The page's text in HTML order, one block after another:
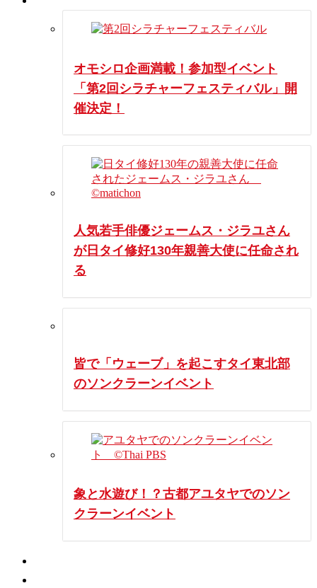
オモシロ企画満載！参加型イベント
「第2回シラチャーフェスティバル」開
催決定！
人気若手俳優ジェームス・ジラユさん
が日タイ修好130年親善大使に任命され
る
皆で「ウェーブ」を起こすタイ東北部
のソンクラーンイベント
象と水遊び！？古都アユタヤでのソン
クラーンイベント